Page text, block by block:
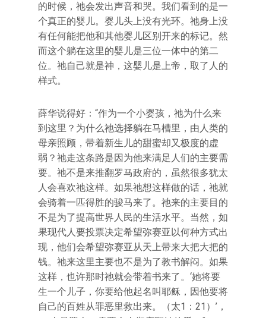
的时候，祂会发出声音和哭。我们看到的是一
个真正的婴儿。婴儿头上没有光环。祂身上没
有任何能把他和其他婴儿区别开来的标记。然
而这个躺在这里的婴儿是三位一体中的第二
位。祂自己就是神，这婴儿是上帝，取了人的
样式。
薛华说得好：“作为一个小婴孩，祂为什么来
到这里？为什么祂选择躺在马槽里，由人类的
母亲照顾，带着新生儿的甜蜜却又极度的虚
弱？祂走这条路是因为他来满足人们的主要需
要。祂不是来推翻罗马政府的，虽然很多犹太
人会喜欢祂这样。如果祂想这样做的话，祂就
会骑着一匹得胜的骏马来了。祂来的主要目的
不是为了提高世界人民的生活水平。当然，如
果现代人要投票决定希望弥赛亚以何种方式出
现，他们会希望弥赛亚从天上带来大把大把的
钱。祂来这里主要也不是为了教书解闷。如果
这样，也许那时祂就会带着书来了。‘她将要
生一个儿子，你要给他起名叫耶稣，因他要将
自己的百姓从罪恶里救出来。（太1：21）’，